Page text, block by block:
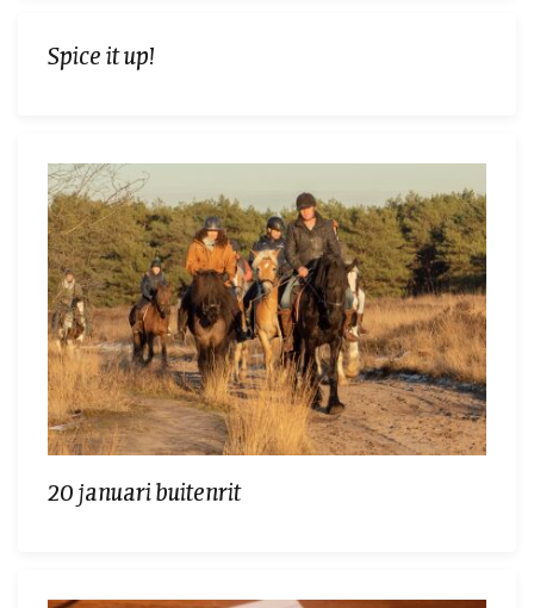
Spice it up!
20 januari buitenrit